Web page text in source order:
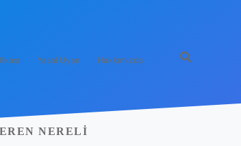
Yasal Uyarı Hakkımızda
NERELI